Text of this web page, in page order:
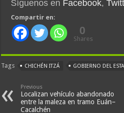
Síguenos en Facebook,
Compartir en:
0
Shares
Tags CHICHÉN ITZÁ GOBIERNO DEL
Previous
Localizan vehículo abandonado
entre la maleza en tramo Euán–
Cacalchén